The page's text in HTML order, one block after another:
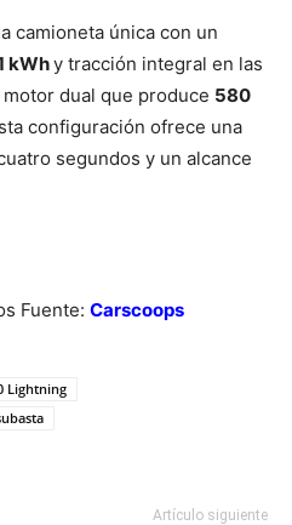
camioneta única con un
kWhy tracción integral en las
dual que produce 580
configuración ofrece una
segundos y un alcance
Fuente: Carscoops
Lightning
Artículo siguiente